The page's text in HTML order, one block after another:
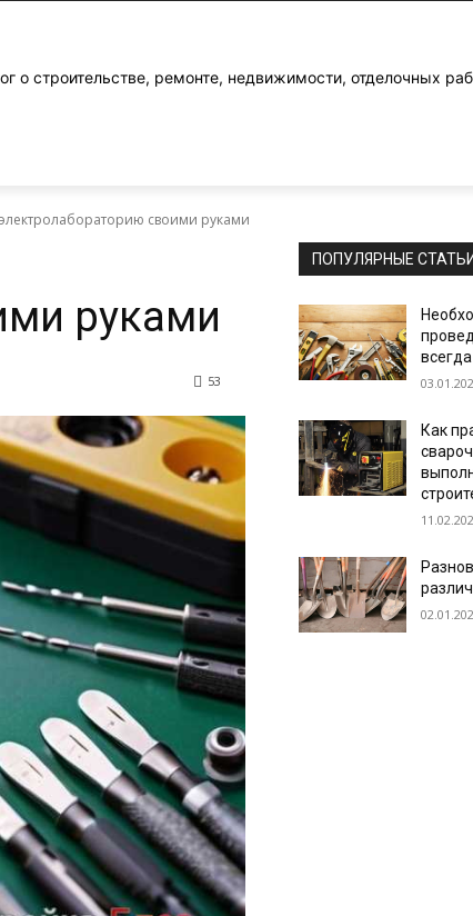
о строительстве, ремонте, недвижимости, отделочных
своими руками
руками
53
ПОПУЛЯРНЫЕ СТАТЬИ
Как